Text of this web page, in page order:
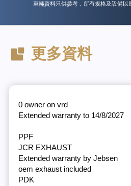
車輛資料只供參考，所有規格及設備以
更多資料
0 owner on vrd
Extended warranty to 14/8/2027
PPF
JCR EXHAUST
Extended warranty by Jebsen
oem exhaust included
PDK